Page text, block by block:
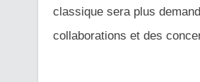
classique sera plus
collaborations et des